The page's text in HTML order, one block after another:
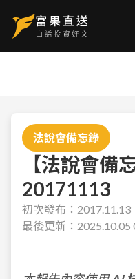
法說會備忘錄
【法說會備
20171113
初次發布： 2017.11.13
最後更新： 2025.10.05